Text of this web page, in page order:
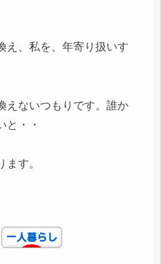
え、私を、年寄り扱いす
えないつもりです。誰か
と・・
す。